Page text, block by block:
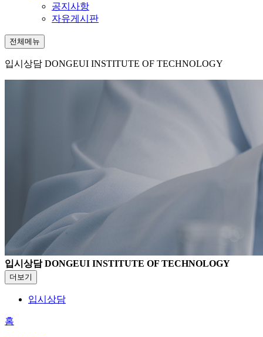
공지사항
자유게시판
전체메뉴
입시상담 DONGEUI INSTITUTE OF TECHNOLOGY
입시상담DONGEUI INSTITUTE OF TECHNOLOGY
더보기
입시상담
홈